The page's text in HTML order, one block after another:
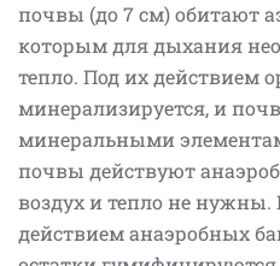
почвы (до 7 см) обитают
которым для дыхания
тепло. Под их действием
минерализируется, и
минеральными
почвы действуют
воздух и тепло не нужны.
действием анаэробных